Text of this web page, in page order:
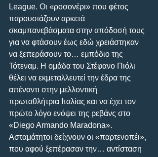
League. Οι «ροσονέρι» που φέτος
παρουσιάζουν αρκετά
σκαμπανεβάσματα στην απόδοσή τους
για να φτάσουν έως εδώ χρειάστηκαν
να ξεπεράσουν το… εμπόδιο της
Τότεναμ. Η ομάδα του Στέφανο Πιόλι
θέλει να εκμεταλλευτεί την έδρα της
απέναντι στην μελλοντική
πρωταθλήτρια Ιταλίας και να έχει τον
πρώτο λόγο ενόψει της ρεβάνς στο
«Diego Armando Maradona».
Ασταμάτητοι δείχνουν οι «παρτενοπέι»,
που αφού ξεπέρασαν την… αντίσταση